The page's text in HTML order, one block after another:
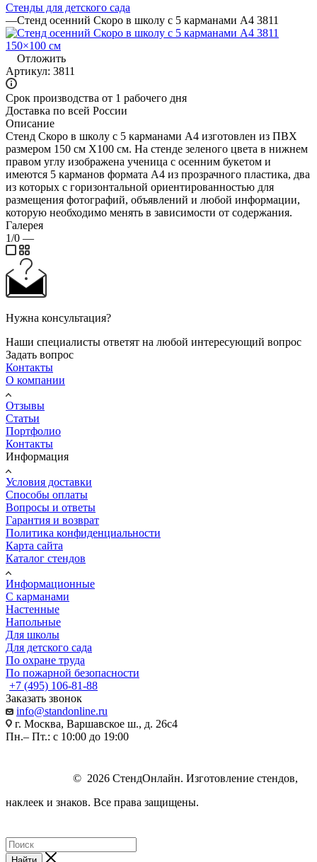
Стенды для детского сада
—Стенд осенний Скоро в школу с 5 карманами А4 3811
Отложить
Артикул: 3811
Срок производства от 1 рабочего дня
Доставка по всей России
Описание
Стенд Скоро в школу с 5 карманами А4 изготовлен из ПВХ
размером 150 см Х100 см. На стенде зеленого цвета в нижнем
правом углу изображена ученица с осенним букетом и
имеются 5 карманов формата А4 из прозрачного пластика, два
из которых с горизонтальной ориентированностью для
размещения фотографий, объявлений и любой информации,
которую необходимо менять в зависимости от содержания.
Галерея
1/0 —
Нужна консультация?
Наши специалисты ответят на любой интересующий вопрос
Задать вопрос
Контакты
О компании
Отзывы
Статьи
Портфолио
Контакты
Информация
Условия доставки
Способы оплаты
Вопросы и ответы
Гарантия и возврат
Политика конфиденциальности
Карта сайта
Каталог стендов
Информационные
С карманами
Настенные
Напольные
Для школы
Для детского сада
По охране труда
По пожарной безопасности
+7 (495) 106-81-88
Заказать звонок
info@standonline.ru
г. Москва, Варшавское ш., д. 26с4
Пн.– Пт.: с 10:00 до 19:00
© 2026 СтендОнлайн. Изготовление стендов,
наклеек и знаков. Все права защищены.